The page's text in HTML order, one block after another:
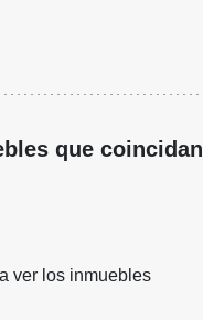
que coincidan
ver los inmuebles